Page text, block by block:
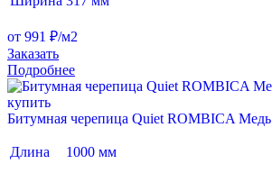
от 991 ₽/м2
Заказать
Подробнее
Битумная черепица Quiet ROMBICA Медь
Длина 1000 мм